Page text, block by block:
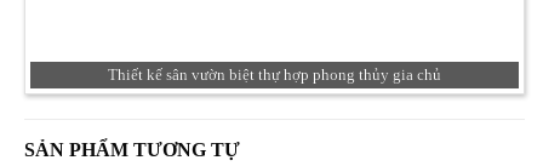
Thiết kế sân vườn biệt thự hợp phong thủy gia chủ
SẢN PHẨM TƯƠNG TỰ